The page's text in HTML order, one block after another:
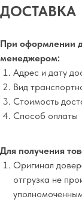
ДОСТАВКА
При оформлении
менеджером:
Адрес и дату
Вид
Стоимость
Способ оплаты
Для получения
Оригинал
отгрузка не